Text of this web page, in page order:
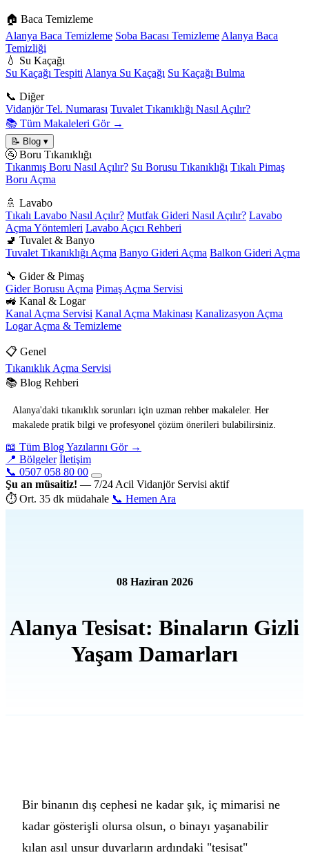
🏠 Baca Temizleme
Alanya Baca Temizleme Soba Bacası Temizleme Alanya Baca
Temizliği
💧 Su Kaçağı
Su Kaçağı Tespiti Alanya Su Kaçağı Su Kaçağı Bulma
📞 Diğer
Vidanjör Tel. Numarası Tuvalet Tıkanıklığı Nasıl Açılır?
📚 Tüm Makaleleri Gör →
📝 Blog ▾
🚰 Boru Tıkanıklığı
Tıkanmış Boru Nasıl Açılır? Su Borusu Tıkanıklığı Tıkalı Pimaş
Boru Açma
🚿 Lavabo
Tıkalı Lavabo Nasıl Açılır? Mutfak Gideri Nasıl Açılır? Lavabo
Açma Yöntemleri Lavabo Açıcı Rehberi
🚽 Tuvalet & Banyo
Tuvalet Tıkanıklığı Açma Banyo Gideri Açma Balkon Gideri Açma
🔧 Gider & Pimaş
Gider Borusu Açma Pimaş Açma Servisi
🚜 Kanal & Logar
Kanal Açma Servisi Kanal Açma Makinası Kanalizasyon Açma
Logar Açma & Temizleme
📋 Genel
Tıkanıklık Açma Servisi
📚 Blog Rehberi
Alanya'daki tıkanıklık sorunları için uzman rehber makaleler. Her
makalede pratik bilgi ve profesyonel çözüm önerileri bulabilirsiniz.
📖 Tüm Blog Yazılarını Gör →
📍 Bölgeler İletişim
📞 0507 058 80 00
Şu an müsaitiz! — 7/24 Acil Vidanjör Servisi aktif
⏱ Ort. 35 dk müdahale 📞 Hemen Ara
08 Haziran 2026
Alanya Tesisat: Binaların Gizli
Yaşam Damarları
Bir binanın dış cephesi ne kadar şık, iç mimarisi ne
kadar gösterişli olursa olsun, o binayı yaşanabilir
kılan asıl unsur duvarların ardındaki "tesisat"